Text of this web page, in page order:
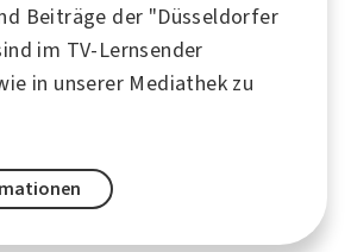
Beiträge der "Düsseldorfer
im TV-Lernsender
in unserer Mediathek zu